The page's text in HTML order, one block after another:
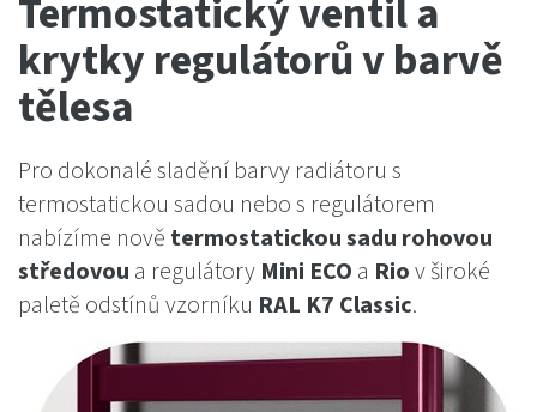
Termostatický ventil a
krytky regulátorů v barvě
tělesa
Pro dokonalé sladění barvy radiátoru s
termostatickou sadou nebo s regulátorem
nabízíme nově termostatickou sadu rohovou
středovou a regulátory Mini ECO a Riov široké
paletě odstínů vzorníku RAL K7 Classic.